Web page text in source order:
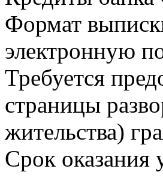
Формат
электронную
Требуется
страницы
жительства)
Срок оказания